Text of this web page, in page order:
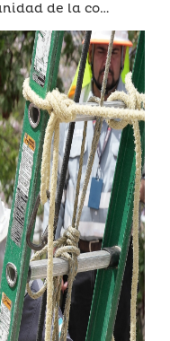
de la co…